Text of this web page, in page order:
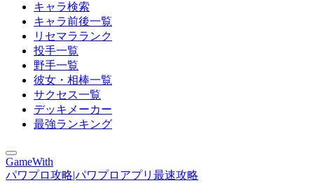
キャラ検索
キャラ前後一覧
リセマラランク
投手一覧
野手一覧
彼女・相棒一覧
サクセス一覧
デッキメーカー
最強ランキング
GameWith
パワプロ攻略|パワプロアプリ最速攻略